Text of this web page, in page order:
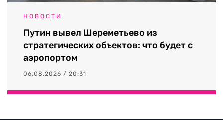
НОВОСТИ
Путин вывел Шереметьево из
стратегических объектов: что будет с
аэропортом
06.08.2026 / 20:31